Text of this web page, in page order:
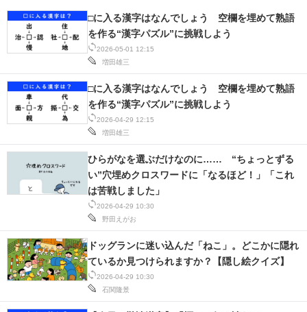
住まい
動物 リサーチ
メディア
注目記事を集めた総合ページ
ITの今と未来を見通す
スマホと通信の最新トレンド
進化するPCとデバイスの未来
好きが集まる 比べて選べる
ビジネスと働き方のヒント
2026-05-01 12:15
増田雄三
□に入る漢字はなんでしょう 空欄を埋めて熟語
を作る“漢字パズル”に挑戦しよう
2026-04-29 12:15
増田雄三
□に入る漢字はなんでしょう 空欄を埋めて熟語
を作る“漢字パズル”に挑戦しよう
2026-04-29 10:30
野田えがお
ひらがなを選ぶだけなのに…… “ちょっとずる
い”穴埋めクロスワードに「なるほど！」「これ
は苦戦しました」
2026-04-29 10:30
石関隆景
ドッグランに迷い込んだ「ねこ」。どこかに隠れ
ているか見つけられますか？【隠し絵クイズ】